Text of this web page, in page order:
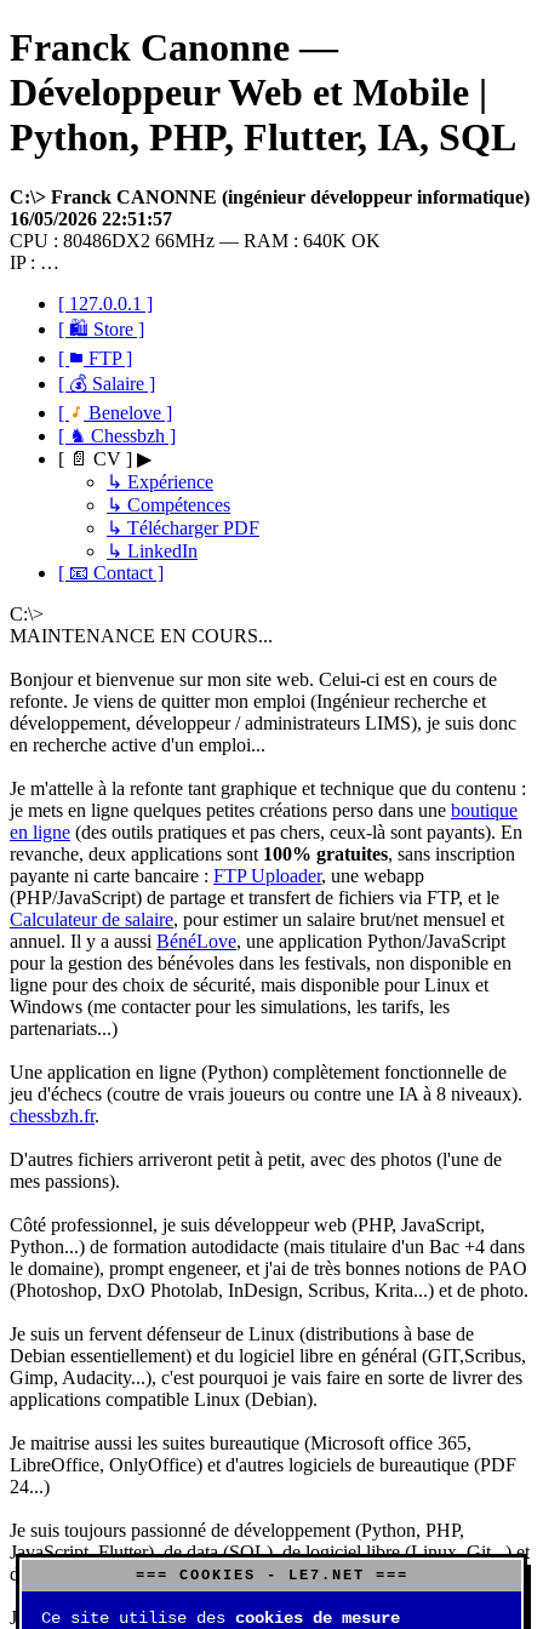
Franck Canonne —
Développeur Web et Mobile |
Python, PHP, Flutter, IA, SQL
C:\> Franck CANONNE (ingénieur développeur informatique)
16/05/2026 22:51:57
CPU : 80486DX2 66MHz — RAM : 640K OK
IP : …
[ 127.0.0.1 ]
[ 🛍 Store ]
[
FTP ]
[ 💰 Salaire ]
[
Benelove ]
[ ♞ Chessbzh ]
[ 📄 CV ] ▶
↳ Expérience
↳ Compétences
↳ Télécharger PDF
↳ LinkedIn
[ 📧 Contact ]
C:\>
MAINTENANCE EN COURS...
Bonjour et bienvenue sur mon site web. Celui-ci est en cours de
refonte. Je viens de quitter mon emploi (Ingénieur recherche et
développement, développeur / administrateurs LIMS), je suis donc
en recherche active d'un emploi...
Je m'attelle à la refonte tant graphique et technique que du contenu :
je mets en ligne quelques petites créations perso dans une boutique
en ligne (des outils pratiques et pas chers, ceux-là sont payants). En
revanche, deux applications sont 100% gratuites, sans inscription
payante ni carte bancaire : FTP Uploader, une webapp
(PHP/JavaScript) de partage et transfert de fichiers via FTP, et le
Calculateur de salaire, pour estimer un salaire brut/net mensuel et
annuel. Il y a aussi BénéLove, une application Python/JavaScript
pour la gestion des bénévoles dans les festivals, non disponible en
ligne pour des choix de sécurité, mais disponible pour Linux et
Windows (me contacter pour les simulations, les tarifs, les
partenariats...)
Une application en ligne (Python) complètement fonctionnelle de
jeu d'échecs (coutre de vrais joueurs ou contre une IA à 8 niveaux).
chessbzh.fr.
D'autres fichiers arriveront petit à petit, avec des photos (l'une de
mes passions).
Côté professionnel, je suis développeur web (PHP, JavaScript,
Python...) de formation autodidacte (mais titulaire d'un Bac +4 dans
le domaine), prompt engeneer, et j'ai de très bonnes notions de PAO
(Photoshop, DxO Photolab, InDesign, Scribus, Krita...) et de photo.
Je suis un fervent défenseur de Linux (distributions à base de
Debian essentiellement) et du logiciel libre en général (GIT,Scribus,
Gimp, Audacity...), c'est pourquoi je vais faire en sorte de livrer des
applications compatible Linux (Debian).
Je maitrise aussi les suites bureautique (Microsoft office 365,
LibreOffice, OnlyOffice) et d'autres logiciels de bureautique (PDF
24...)
Je suis toujours passionné de développement (Python, PHP,
JavaScript, Flutter), de data (SQL), de logiciel libre (Linux, Git...) et
d'IA (principalement Claude et DeepSeek).
J'aime jouer, surtout aux jeux de sociétés (Risk, Uno, Scrabble...),
=== COOKIES - LE7.NET ===
Ce site utilise des cookies de mesure